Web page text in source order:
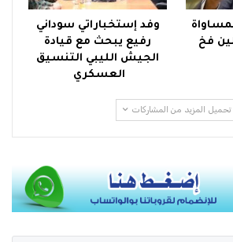
فخ
وفد إستخباراتي سوداني
رفيع يبحث مع قيادة
الجيش الليبي التنسيق
العسكري
تحميل المزيد من المشاركات